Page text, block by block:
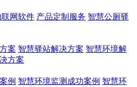
联网软件 产品定制服务 智慧公厕驿
案 智慧驿站解决方案 智慧环境解
方案
例 智慧环境监测成功案例 智慧环